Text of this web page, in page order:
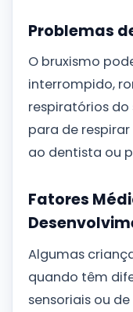
Problemas
O bruxismo
interrompido,
respiratórios do
para de
ao dentista ou
Fatores
Algumas
quando têm
sensoriais ou